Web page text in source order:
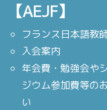
【AEJF】
フランス日本語教
入会案内
年会費・勉強会や
ジウム参加費等の
い